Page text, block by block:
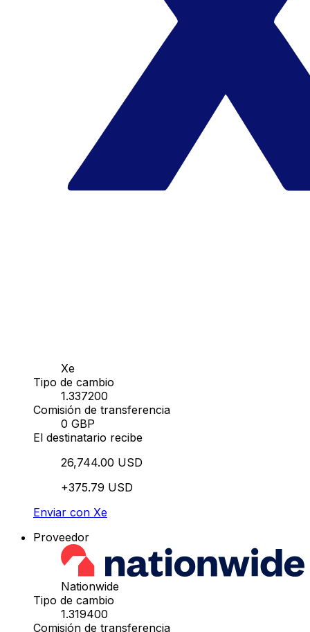
Xe
Tipo de cambio
1.337200
Comisión de transferencia
0 GBP
El destinatario recibe
26,744.00 USD
+375.79 USD
Enviar con Xe
Proveedor
Nationwide
Tipo de cambio
1.319400
Comisión de transferencia